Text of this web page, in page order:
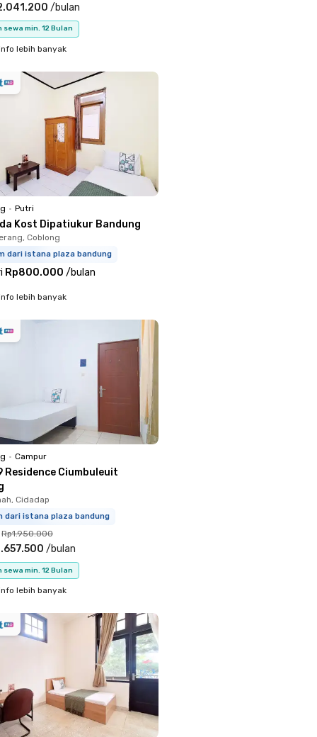
/bulan
sewa min. 12 Bulan
lebih banyak
• Putri
Kost Dipatiukur Bandung
Coblong
dari istana plaza bandung
Rp800.000 /bulan
lebih banyak
• Campur
Residence Ciumbuleuit
Cidadap
dari istana plaza bandung
Rp1.950.000
/bulan
sewa min. 12 Bulan
lebih banyak